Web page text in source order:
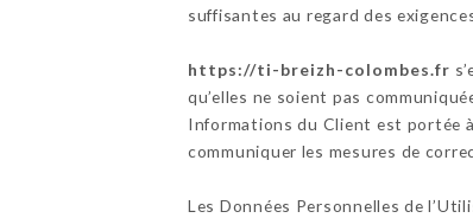
suffisantes au regard des
https://ti-breizh-colombes.fr
qu’elles ne soient pas
Informations du Client est portée
communiquer les mesures de
Les Données Personnelles de